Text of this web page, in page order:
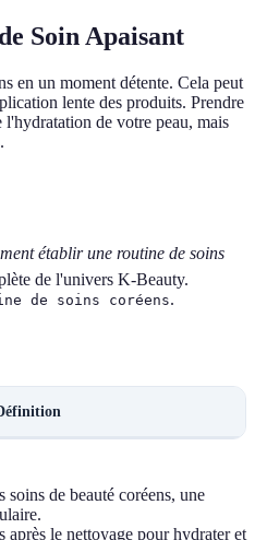
Soin Apaisant
en un moment détente. Cela peut
lente des produits. Prendre
l'hydratation de votre peau, mais
établir une routine de soins
de l'univers K-Beauty.
de soins coréens.
de beauté coréens, une
après le nettoyage pour hydrater et